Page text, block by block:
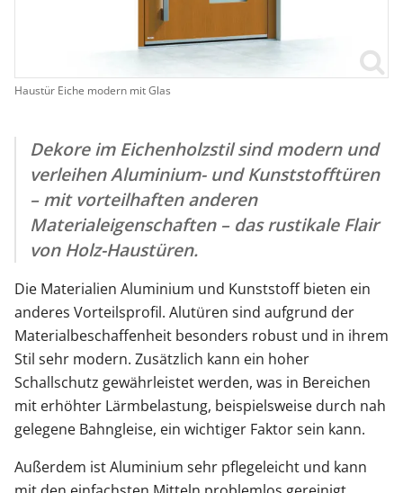
Haustür Eiche modern mit Glas
Dekore im Eichenholzstil sind modern und
verleihen Aluminium- und Kunststofftüren
– mit vorteilhaften anderen
Materialeigenschaften – das rustikale Flair
von Holz-Haustüren.
Die Materialien Aluminium und Kunststoff bieten ein
anderes Vorteilsprofil. Alutüren sind aufgrund der
Materialbeschaffenheit besonders robust und in ihrem
Stil sehr modern. Zusätzlich kann ein hoher
Schallschutz gewährleistet werden, was in Bereichen
mit erhöhter Lärmbelastung, beispielsweise durch nah
gelegene Bahngleise, ein wichtiger Faktor sein kann.
Außerdem ist Aluminium sehr pflegeleicht und kann